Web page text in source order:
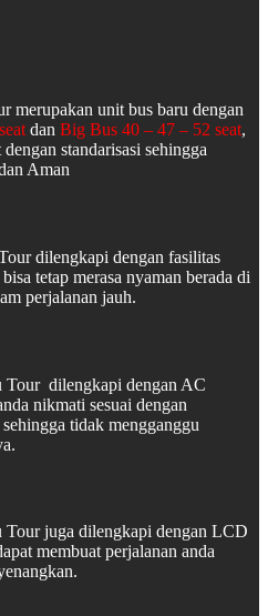
merupakan unit bus baru dengan
dan Big Bus 40 – 47 – 52 seat,
standarisasi sehingga
Aman
dilengkapi dengan fasilitas
tetap merasa nyaman berada di
perjalanan jauh.
Tour dilengkapi dengan AC
nikmati sesuai dengan
tidak mengganggu
Tour juga dilengkapi dengan LCD
membuat perjalanan anda